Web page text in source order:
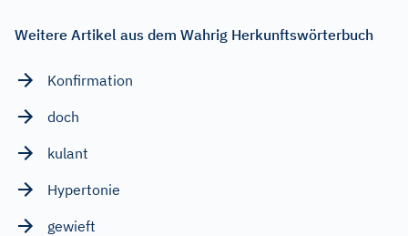
Weitere Artikel aus dem Wahrig Herkunftswörterbuch
Konfirmation
doch
kulant
Hypertonie
gewieft